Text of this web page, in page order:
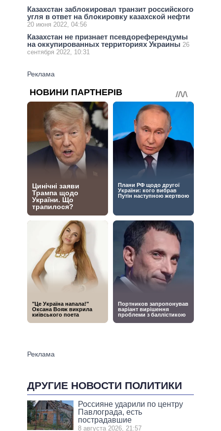
Казахстан заблокировал транзит российского
угля в ответ на блокировку казахской нефти
20 июня 2022, 04:56
Казахстан не признает псевдореферендумы
на оккупированных территориях Украины 26
сентября 2022, 10:31
ДРУГИЕ НОВОСТИ ПОЛИТИКИ
Россияне ударили по центру
Павлограда, есть
пострадавшие
8 августа 2026, 21:57